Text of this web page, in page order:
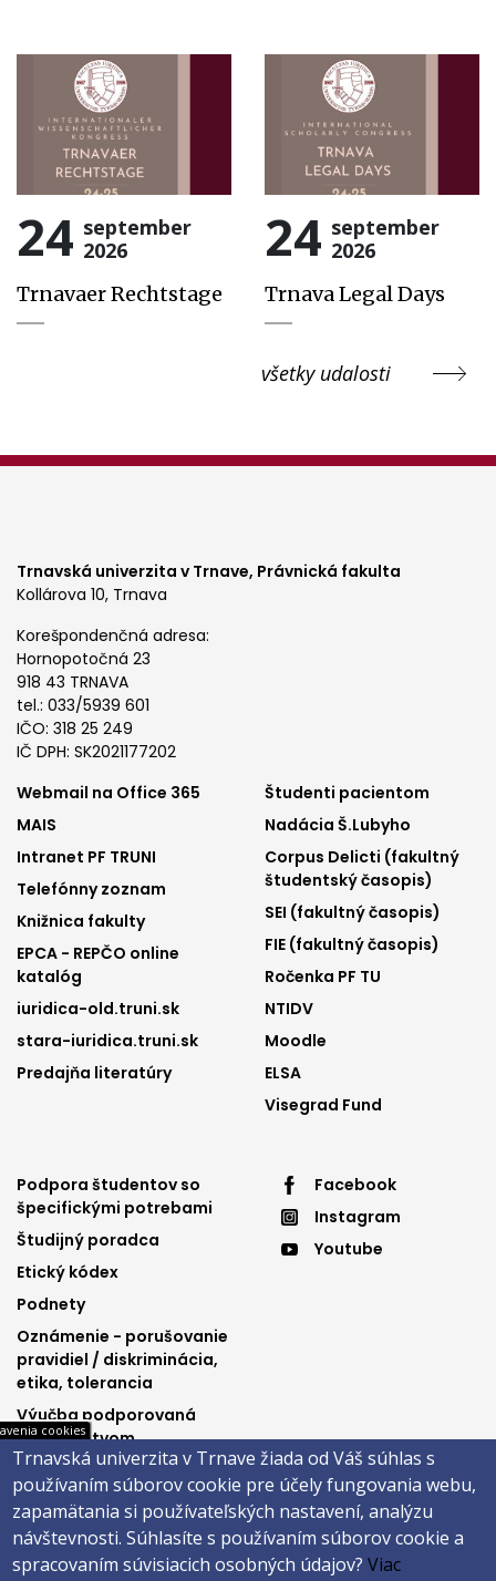
24 september
2026
Trnavaer Rechtstage
24 september
2026
Trnava Legal Days
všetky udalosti
Trnavská univerzita v Trnave, Právnická fakulta
Kollárova 10, Trnava
Korešpondenčná adresa:
Hornopotočná 23
918 43 TRNAVA
tel.: 033/5939 601
IČO: 318 25 249
IČ DPH: SK2021177202
Footer
menu
1
Webmail na Office 365
MAIS
Intranet PF TRUNI
Telefónny zoznam
Knižnica fakulty
EPCA - REPČO online
katalóg
iuridica-old.truni.sk
stara-iuridica.truni.sk
Predajňa literatúry
Footer
menu
2
Študenti pacientom
Nadácia Š.Lubyho
Corpus Delicti (fakultný
študentský časopis)
SEI (fakultný časopis)
FIE (fakultný časopis)
Ročenka PF TU
NTIDV
Moodle
ELSA
Visegrad Fund
Footer
menu
3
Podpora študentov so
špecifickými potrebami
Študijný poradca
Etický kódex
Podnety
Oznámenie - porušovanie
pravidiel / diskriminácia,
etika, tolerancia
Výučba podporovaná
Ministerstvom
spravodlivosti SR
Footer
menu
Facebook
Instagram
Youtube
Päta
cookies
Trnavská univerzita v Trnave žiada od Váš súhlas s
používaním súborov cookie pre účely fungovania webu,
zapamätania si používateľských nastavení, analýzu
návštevnosti. Súhlasíte s používaním súborov cookie a
spracovaním súvisiacich osobných údajov?Viac